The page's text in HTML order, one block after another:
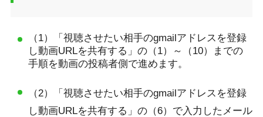
（1）「視聴させたい相手のgmailアドレスを登録
し動画URLを共有する」の（1）～（10）までの
手順を動画の投稿者側で進めます。
（2）「視聴させたい相手のgmailアドレスを登録
し動画URLを共有する」の（6）で入力したメール